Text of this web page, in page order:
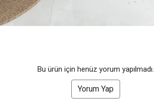
Bu ürün için henüz yorum yapılmadı.
Yorum Yap